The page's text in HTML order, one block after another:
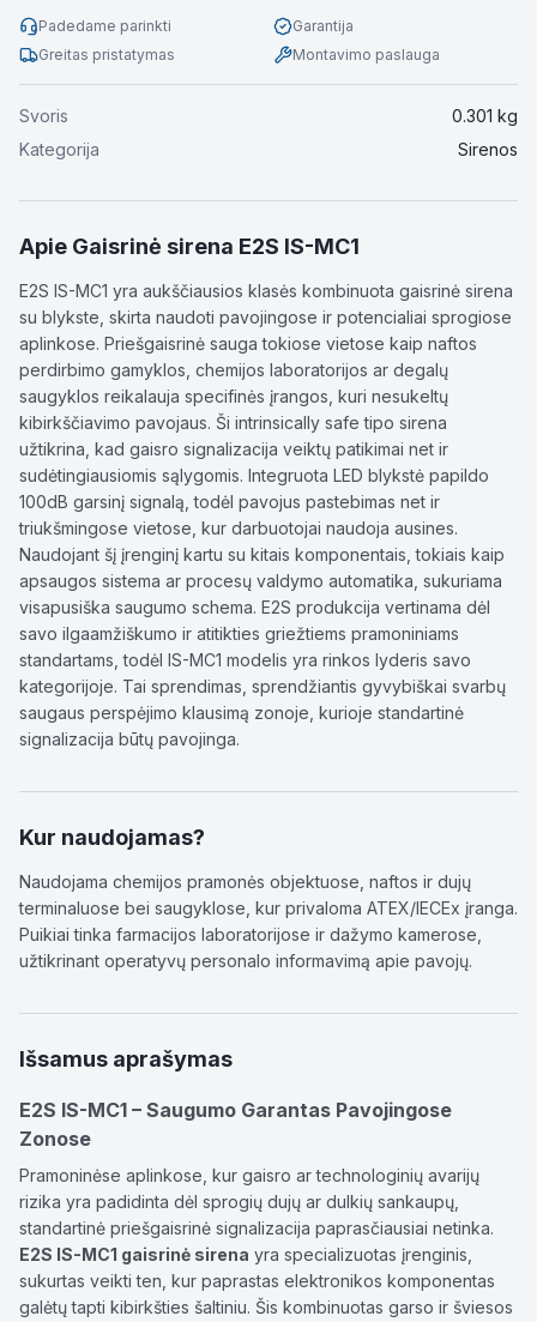
Padedame parinkti
Garantija
Greitas pristatymas
Montavimo paslauga
Svoris 0.301 kg
Kategorija
Sirenos
Apie Gaisrinė sirena E2S IS-MC1
E2S IS-MC1 yra aukščiausios klasės kombinuota gaisrinė sirena
su blykste, skirta naudoti pavojingose ir potencialiai sprogiose
aplinkose. Priešgaisrinė sauga tokiose vietose kaip naftos
perdirbimo gamyklos, chemijos laboratorijos ar degalų
saugyklos reikalauja specifinės įrangos, kuri nesukeltų
kibirkščiavimo pavojaus. Ši intrinsically safe tipo sirena
užtikrina, kad gaisro signalizacija veiktų patikimai net ir
sudėtingiausiomis sąlygomis. Integruota LED blykstė papildo
100dB garsinį signalą, todėl pavojus pastebimas net ir
triukšmingose vietose, kur darbuotojai naudoja ausines.
Naudojant šį įrenginį kartu su kitais komponentais, tokiais kaip
apsaugos sistema ar procesų valdymo automatika, sukuriama
visapusiška saugumo schema. E2S produkcija vertinama dėl
savo ilgaamžiškumo ir atitikties griežtiems pramoniniams
standartams, todėl IS-MC1 modelis yra rinkos lyderis savo
kategorijoje. Tai sprendimas, sprendžiantis gyvybiškai svarbų
saugaus perspėjimo klausimą zonoje, kurioje standartinė
signalizacija būtų pavojinga.
Kur naudojamas?
Naudojama chemijos pramonės objektuose, naftos ir dujų
terminaluose bei saugyklose, kur privaloma ATEX/IECEx įranga.
Puikiai tinka farmacijos laboratorijose ir dažymo kamerose,
užtikrinant operatyvų personalo informavimą apie pavojų.
Išsamus aprašymas
E2S IS-MC1 – Saugumo Garantas Pavojingose
Zonose
Pramoninėse aplinkose, kur gaisro ar technologinių avarijų
rizika yra padidinta dėl sprogių dujų ar dulkių sankaupų,
standartinė priešgaisrinė signalizacija paprasčiausiai netinka.
E2S IS-MC1 gaisrinė sirena yra specializuotas įrenginis,
sukurtas veikti ten, kur paprastas elektronikos komponentas
galėtų tapti kibirkšties šaltiniu. Šis kombinuotas garso ir šviesos